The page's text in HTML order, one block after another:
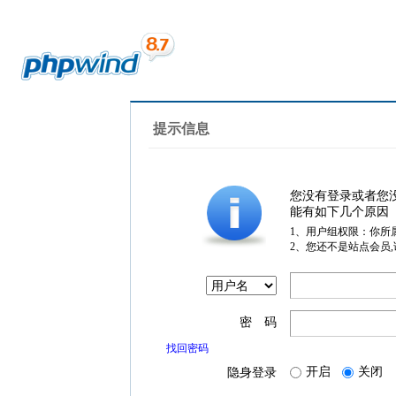
提示信息
您没有登录或者您
能有如下几个原因
1、用户组权限：你所
2、您还不是站点会员
密 码
找回密码
隐身登录 开启 关闭